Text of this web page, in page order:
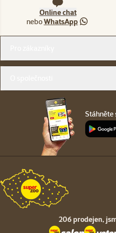
Online chat
neboWhatsApp
Stáhněte
206 prodejen,